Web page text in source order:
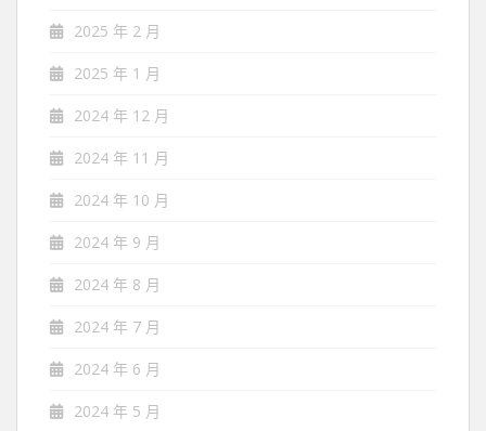
2025 年 2 月
2025 年 1 月
2024 年 12 月
2024 年 11 月
2024 年 10 月
2024 年 9 月
2024 年 8 月
2024 年 7 月
2024 年 6 月
2024 年 5 月